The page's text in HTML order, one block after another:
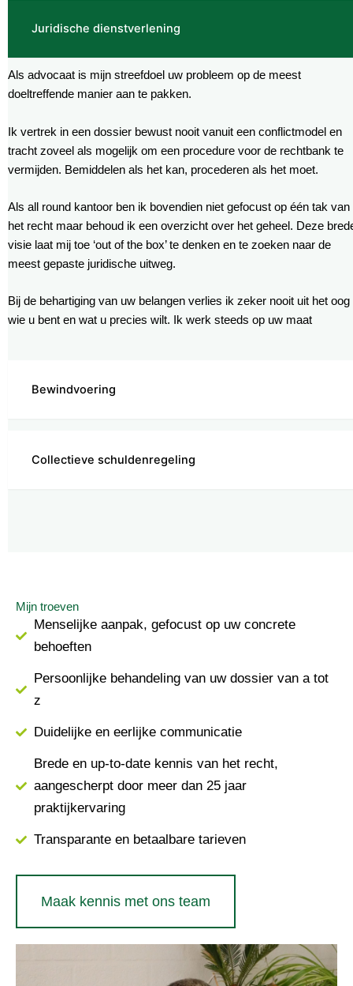
Juridische dienstverlening
Bewindvoering
Collectieve schuldenregeling
Als advocaat is mijn streefdoel uw probleem op de meest
doeltreffende manier aan te pakken.
Ik vertrek in een dossier bewust nooit vanuit een conflictmodel en
tracht zoveel als mogelijk om een procedure voor de rechtbank te
vermijden. Bemiddelen als het kan, procederen als het moet.
Als all round kantoor ben ik bovendien niet gefocust op één tak van
het recht maar behoud ik een overzicht over het geheel. Deze
visie laat mij toe ‘out of the box’ te denken en te zoeken naar de
meest gepaste juridische uitweg.
Bij de behartiging van uw belangen verlies ik zeker nooit uit het oog
wie u bent en wat u precies wilt. Ik werk steeds op uw maat
Mijn troeven
Menselijke aanpak, gefocust op uw concrete
behoeften
Persoonlijke behandeling van uw dossier van a tot
z
Duidelijke en eerlijke communicatie
Brede en up-to-date kennis van het recht,
aangescherpt door meer dan 25 jaar
praktijkervaring
Transparante en betaalbare tarieven
Maak kennis met ons team